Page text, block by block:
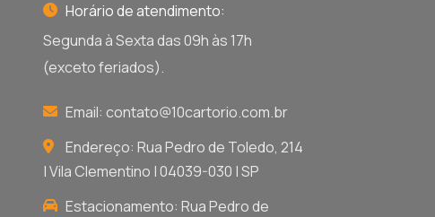
Horário de atendimento:
Segunda à Sexta das 09h às 17h
(exceto feriados).
Email: contato@10cartorio.com.br
Endereço: Rua Pedro de Toledo, 214
| Vila Clementino | 04039-030 | SP
Estacionamento: Rua Pedro de